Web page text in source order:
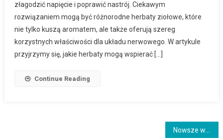
złagodzić napięcie i poprawić nastrój. Ciekawym
rozwiązaniem mogą być różnorodne herbaty ziołowe, które
nie tylko kuszą aromatem, ale także oferują szereg
korzystnych właściwości dla układu nerwowego. W artykule
przyjrzymy się, jakie herbaty mogą wspierać […]
Continue Reading